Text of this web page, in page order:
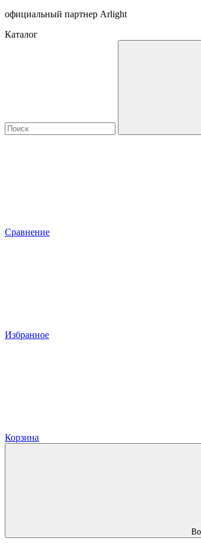
официальный партнер Arlight
Каталог
Сравнение
Избранное
Корзина